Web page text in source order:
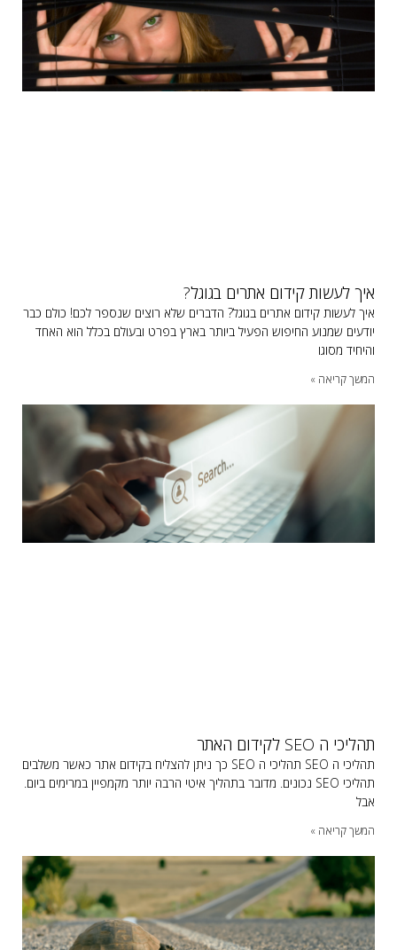
איך לעשות קידום אתרים בגוגל?
איך לעשות קידום אתרים בגוגל? הדברים שלא רוצים שנספר לכם! כולם כבר
יודעים שמנוע החיפוש הפעיל ביותר בארץ בפרט ובעולם בכלל הוא האחד
והיחיד מסוגו
המשך קריאה »
תהליכי ה SEO לקידום האתר
תהליכי ה SEO תהליכי ה SEO כך ניתן להצליח בקידום אתר כאשר משלבים
תהליכי SEO נכונים. מדובר בתהליך איטי הרבה יותר מקמפיין במרימים ביום.
אבל
המשך קריאה »